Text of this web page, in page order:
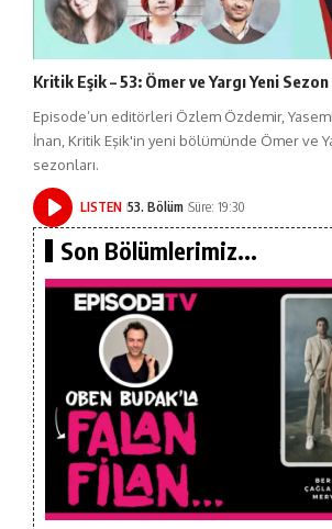
Kritik Eşik – 53: Ömer ve Yargı Yeni Sezon
Episode’un editörleri Özlem Özdemir,
İnan, Kritik Eşik'in yeni bölümünde Ömer ve
sezonları.
LISTEN 53. Bölüm Süre: 19:30
Son Bölümlerimiz...